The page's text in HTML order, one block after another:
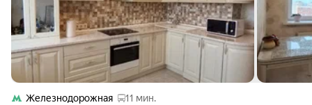
Железнодорожная
11 мин.